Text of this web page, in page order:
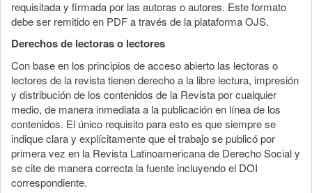
requisitada y firmada por las autoras o autores. Este formato
debe ser remitido en PDF a través de la plataforma OJS.
Derechos de lectoras o lectores
Con base en los principios de acceso abierto las lectoras o
lectores de la revista tienen derecho a la libre lectura, impresión
y distribución de los contenidos de la Revista por cualquier
medio, de manera inmediata a la publicación en línea de los
contenidos. El único requisito para esto es que siempre se
indique clara y explícitamente que el trabajo se publicó por
primera vez en la Revista Latinoamericana de Derecho Social y
se cite de manera correcta la fuente incluyendo el DOI
correspondiente.